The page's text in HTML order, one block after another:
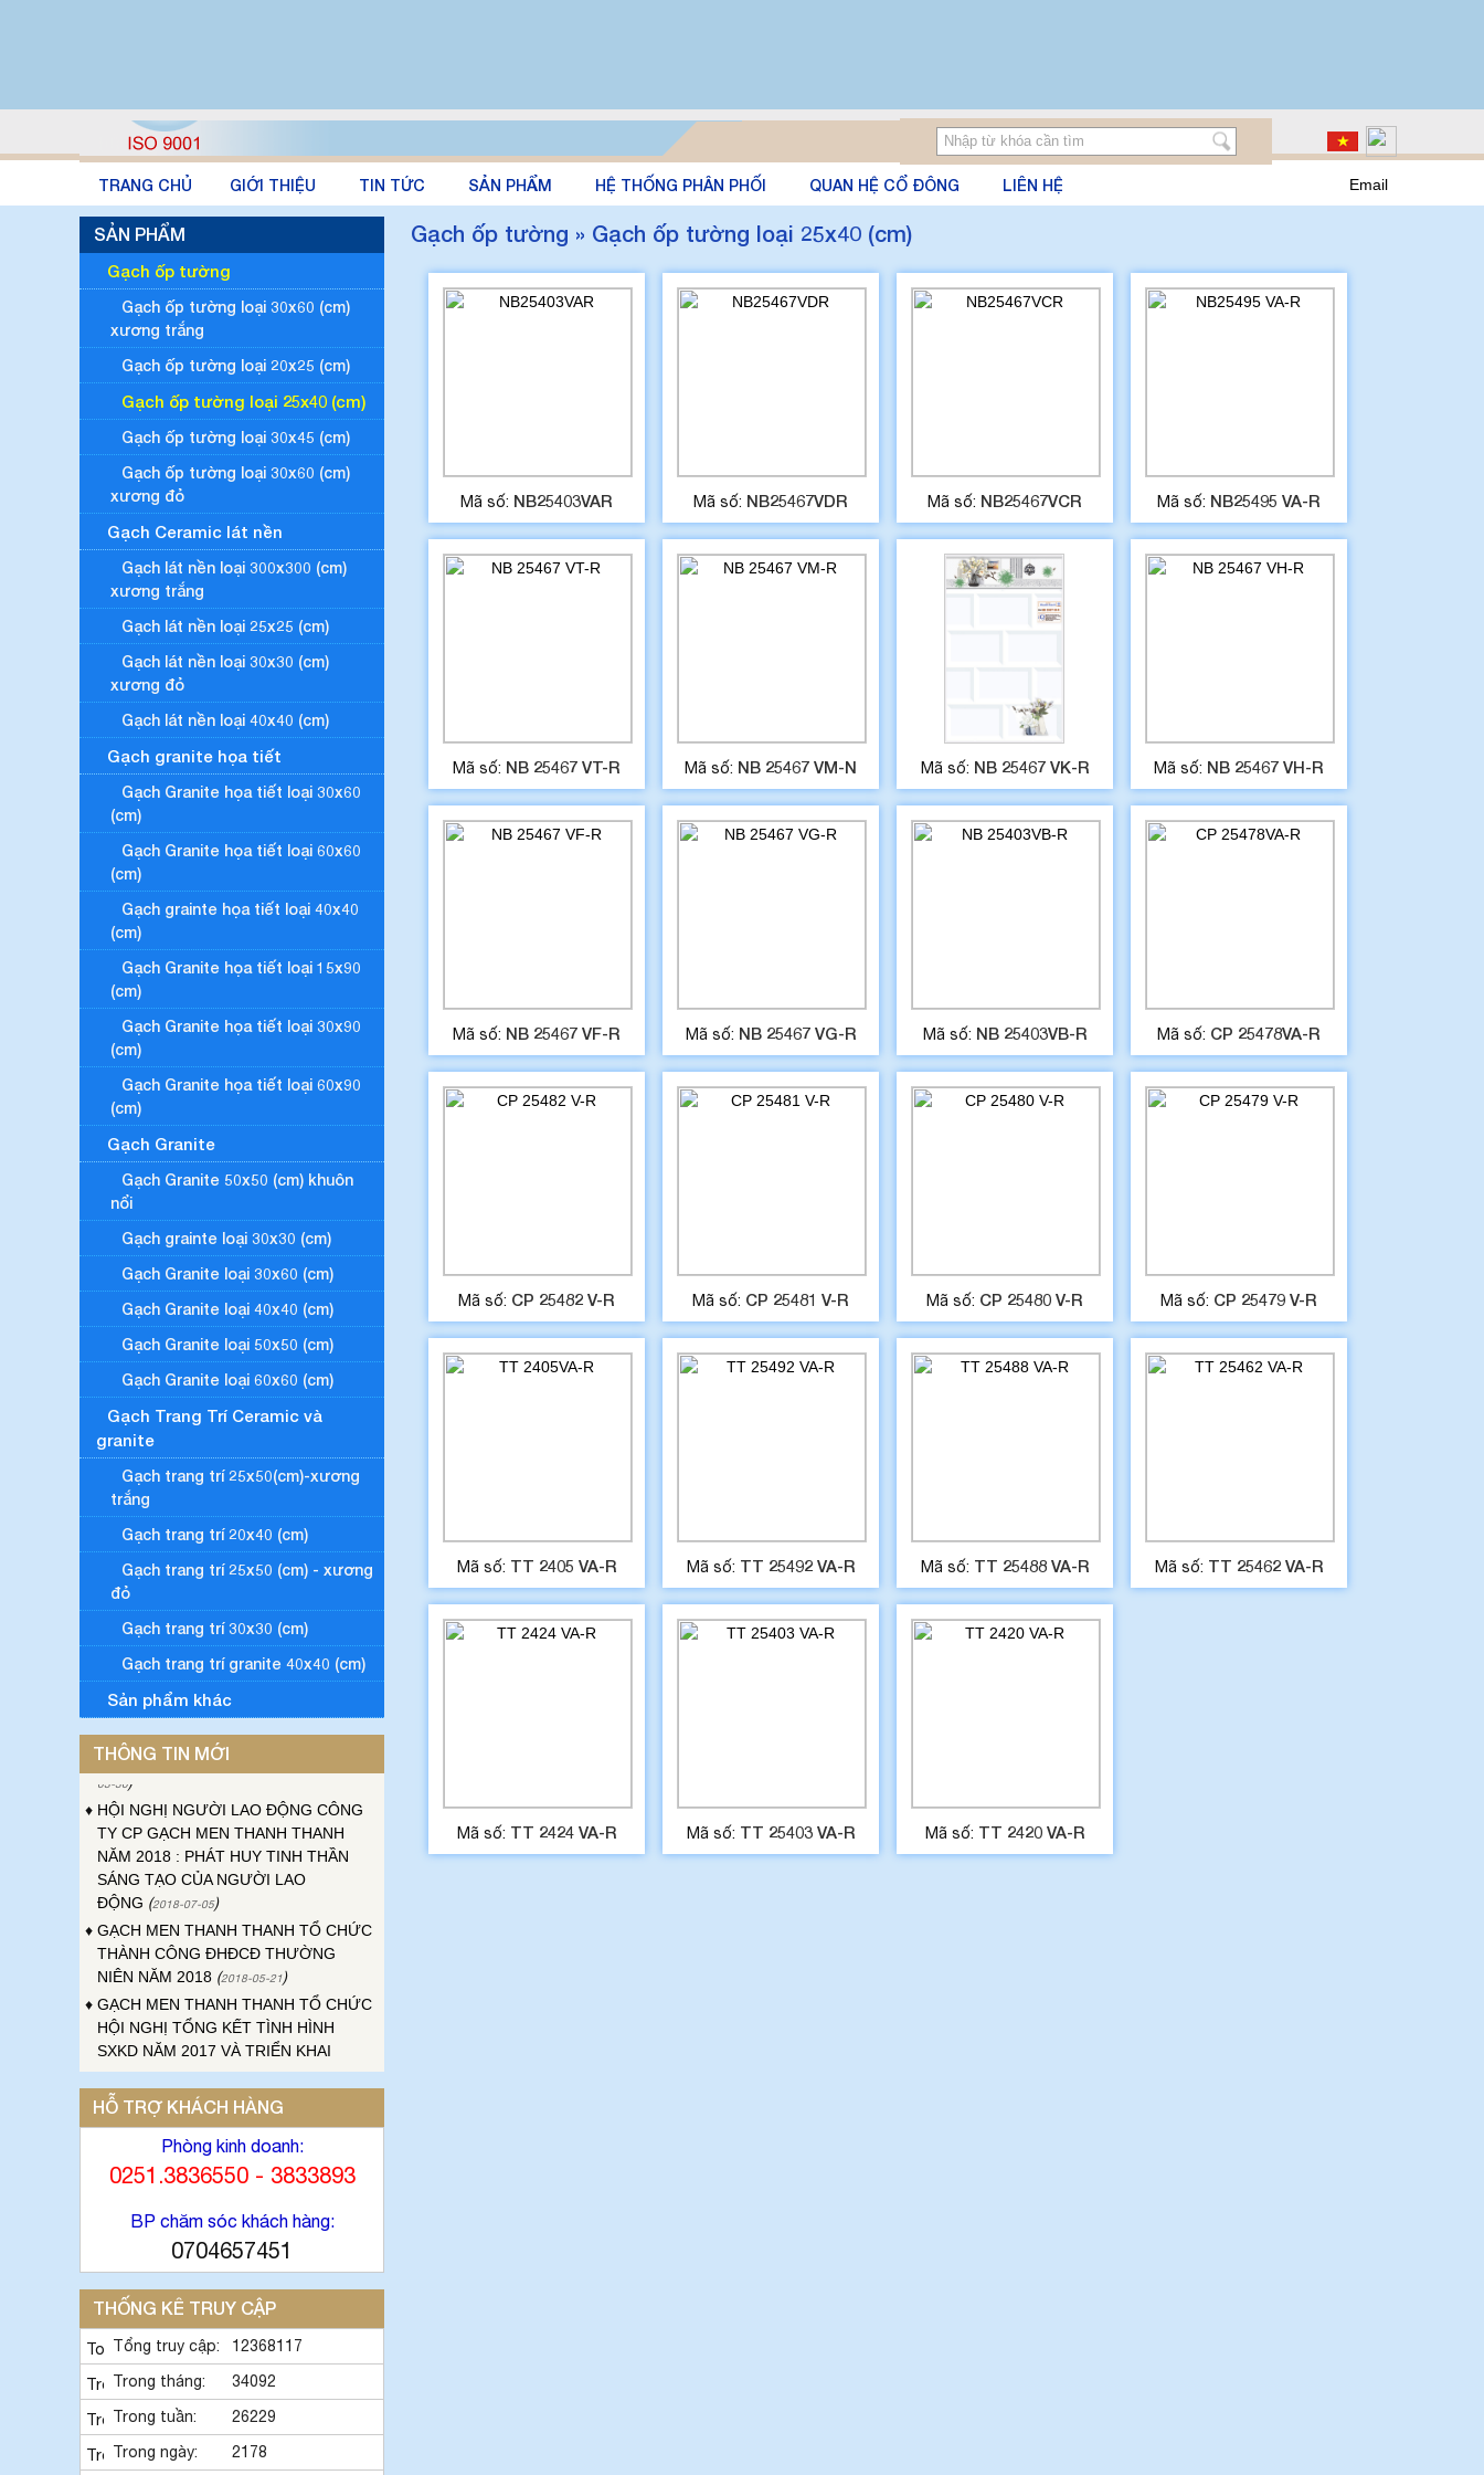
TRANG CHỦ GIỚI THIỆU TIN TỨC SẢN PHẨM HỆ THỐNG PHÂN PHỐI QUAN HỆ CỔ ĐÔNG LIÊN HỆ Email
SẢN PHẨM
Gạch ốp tường
Gạch ốp tường loại 30x60 (cm)
xương trắng
Gạch ốp tường loại 20x25 (cm)
Gạch ốp tường loại 25x40 (cm)
Gạch ốp tường loại 30x45 (cm)
Gạch ốp tường loại 30x60 (cm)
xương đỏ
Gạch Ceramic lát nền
Gạch lát nền loại 300x300 (cm)
xương trắng
Gạch lát nền loại 25x25 (cm)
Gạch lát nền loại 30x30 (cm)
xương đỏ
Gạch lát nền loại 40x40 (cm)
Gạch granite họa tiết
Gạch Granite họa tiết loại 30x60
(cm)
Gạch Granite họa tiết loại 60x60
(cm)
Gạch grainte họa tiết loại 40x40
(cm)
Gạch Granite họa tiết loại 15x90
(cm)
Gạch Granite họa tiết loại 30x90
(cm)
Gạch Granite họa tiết loại 60x90
(cm)
Gạch Granite
Gạch Granite 50x50 (cm) khuôn
nổi
Gạch grainte loại 30x30 (cm)
Gạch Granite loại 30x60 (cm)
Gạch Granite loại 40x40 (cm)
Gạch Granite loại 50x50 (cm)
Gạch Granite loại 60x60 (cm)
Gạch Trang Trí Ceramic và
granite
Gạch trang trí 25x50(cm)-xương
trắng
Gạch trang trí 20x40 (cm)
Gạch trang trí 25x50 (cm) - xương
đỏ
Gạch trang trí 30x30 (cm)
Gạch trang trí granite 40x40 (cm)
Sản phẩm khác
THÔNG TIN MỚI
♦ ĐẠI HỘI ĐỒNG CỔ ĐÔNG THƯỜNG
NIÊN CÔNG TY GẠCH MEN THANH
THANH NĂM 2023 (2023-04-24)
ĐẠI HỘI CÔNG ĐOÀN CƠ SỞ CÔNG
TY GẠCH MEN THANH THANH LẦN
THỨ XVI, NHIỆM KỲ 2023-2028 (2023-
03-30)
HỘI NGHỊ NGƯỜI LAO ĐỘNG CÔNG
TY CP GẠCH MEN THANH THANH
NĂM 2018 : PHÁT HUY TINH THẦN
SÁNG TẠO CỦA NGƯỜI LAO
ĐỘNG (2018-07-05 )
GẠCH MEN THANH THANH TỔ CHỨC
THÀNH CÔNG ĐHĐCĐ THƯỜNG
NIÊN NĂM 2018 (2018-05-21)
GẠCH MEN THANH THANH TỔ CHỨC
HỘI NGHỊ TỔNG KẾT TÌNH HÌNH
SXKD NĂM 2017 VÀ TRIỂN KHAI
HOẠT ĐỘNG SXKD NĂM 2018 (2018-01-
17)
CÔNG ĐOÀN CÔNG TY GẠCH MEN
THANH THANH TỔ CHỨC THÀNH
CÔNG ĐẠI HỘI NHIỆM KỲ XV (2017 -
2022) (2017-10-04)
HỘI THAO MỪNG NGÀY CÁCH MẠNG
THÁNG 8 VÀ QUỐC KHÁNH 2/9.
10-02)
GẠCH MEN THANH THANH TỔ CHỨC
THÀNH CÔNG HỘI NGHỊ ĐẠI BIỂU
NGƯỜI LAO ĐỘNG NĂM 2017
02)
♦ Sử dụng vật liệu thân thiện với môi
trường và an toàn cho người sử
dụng (
)
♦ Với nhiều ưu điểm nổi bật, sản phẩm
HỖ TRỢ KHÁCH HÀNG
Phòng kinh doanh:
0251.3836550 - 3833893
BP chăm sóc khách hàng:
0704657451
THỐNG KÊ TRUY CẬP
Tổng truy cập:
12368117
Trong tháng:
34092
Trong tuần:
26229
Trong ngày:
2178
Gạch ốp tường » Gạch ốp tường loại 25x40 (cm)
Mã số: NB25403VAR Mã số: NB25467VDR Mã số: NB25467VCR Mã số: NB25495 VA-R
Mã số: NB 25467 VT-R Mã số: NB 25467 VM-N Mã số: NB 25467 VK-R Mã số: NB 25467 VH-R
Mã số: NB 25467 VF-R Mã số: NB 25467 VG-R Mã số: NB 25403VB-R Mã số: CP 25478VA-R
Mã số: CP 25482 V-R Mã số: CP 25481 V-R Mã số: CP 25480 V-R Mã số: CP 25479 V-R
Mã số: TT 2405 VA-R Mã số: TT 25492 VA-R Mã số: TT 25488 VA-R Mã số: TT 25462 VA-R
Mã số: TT 2424 VA-R Mã số: TT 25403 VA-R Mã số: TT 2420 VA-R